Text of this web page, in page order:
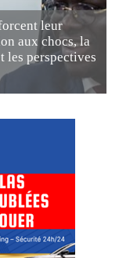
leur
aux chocs, la
les perspectives